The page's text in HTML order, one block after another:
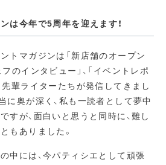
は今年で5周年を迎えます！
トマガジンは「新店舗のオープン
のインタビュー」、「イベントレポ
先輩ライターたちが発信してきまし
に奥が深く、私も一読者として夢中
すが、面白いと思うと同時に、難し
もありました。
中には、今パティシエとして頑張